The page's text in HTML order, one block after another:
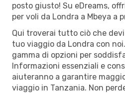
posto giusto! Su eDreams,
per voli da Londra a Mbeya a
Qui troverai tutto ciò che
tuo viaggio da Londra con
gamma di opzioni per
Informazioni essenziali e
aiuteranno a garantire
viaggio in Tanzania. Non